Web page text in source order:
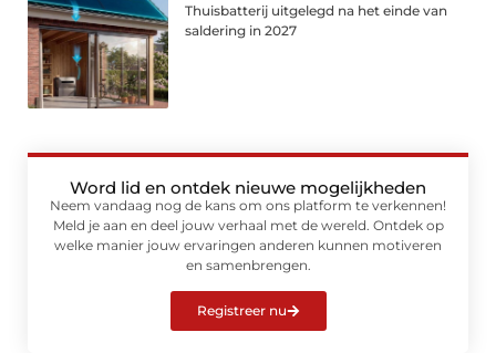
Thuisbatterij uitgelegd na het einde van
saldering in 2027
Word lid en ontdek nieuwe mogelijkheden
Neem vandaag nog de kans om ons platform te verkennen!
Meld je aan en deel jouw verhaal met de wereld. Ontdek op
welke manier jouw ervaringen anderen kunnen motiveren
en samenbrengen.
Registreer nu